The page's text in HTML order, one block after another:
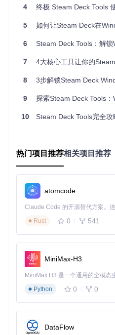
CPU/GPU占用率、温度、功耗
时调整设置。
DP限制、刷新率、分辨率等参
间。
team Deck按键映射为键盘、鼠
传统PC游戏还是模拟器游戏，
三、三种典型应用场景
1. 游戏玩家：《赛博朋克2077
通过以下设置组合，可在
博朋克2077》：
启用性能覆盖监控帧率波动
将TDP限制在15W，GPU频
使用控制器映射功能优化战斗
2. 移动办公：续航优化方案
4 终极 Steam Deck Tools 使用指南
5 如何让Steam Deck在Windows系统重获新
6 Steam Deck Tools：解锁
7 4大核心工具让你的Steam
8 3步解锁Steam Deck Windows潜
9 探索Steam Deck Tools：
10 Steam Deck Tools完全攻略：
热门项目推荐相关项目推荐
atomcode
Rust
0 541
MiniMax-H3
Python
0 0
DataFlow